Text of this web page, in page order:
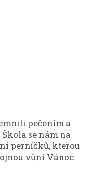
pečením a
se nám na
perníčků, kterou
vůní Vánoc.